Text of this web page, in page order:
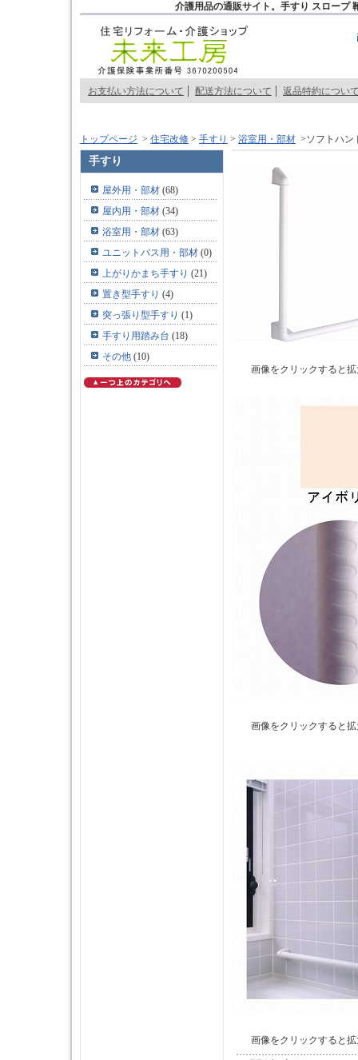
介護用品の通販サイト。手すり スロープ
お支払い方法について 配送方法について 返品特約につい
トップページ > 住宅改修 > 手すり > 浴室用・部材 >ソフトハ
手すり
屋外用・部材 (68)
屋内用・部材 (34)
浴室用・部材 (63)
ユニットバス用・部材 (0)
上がりかまち手すり (21)
置き型手すり (4)
突っ張り型手すり (1)
手すり用踏み台 (18)
その他 (10)
画像をクリックすると
画像をクリックすると
画像をクリックすると